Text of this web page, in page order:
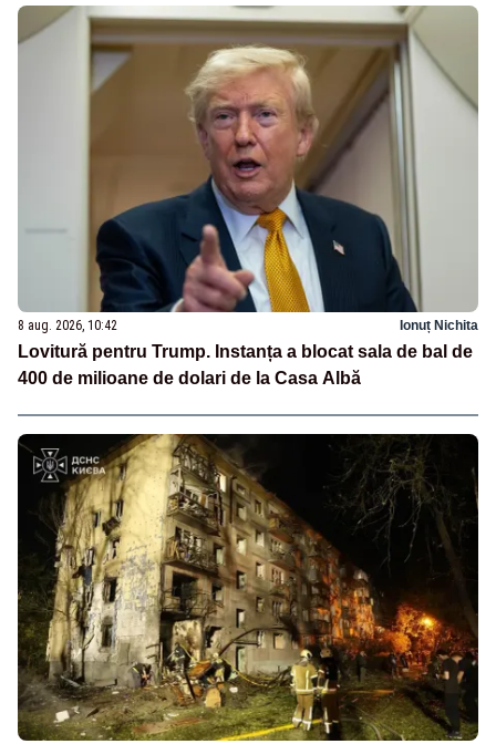
8 aug. 2026, 10:42 Ionuț Nichita
Lovitură pentru Trump. Instanța a blocat sala de bal de
400 de milioane de dolari de la Casa Albă